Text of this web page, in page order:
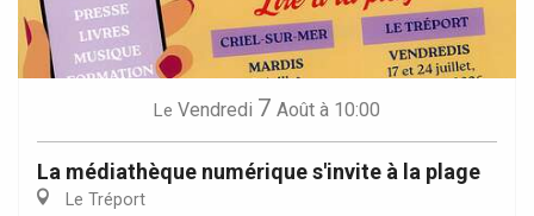
Le Vendredi 7 Août à 10:00
La médiathèque numérique s'invite à la plage
Le Tréport